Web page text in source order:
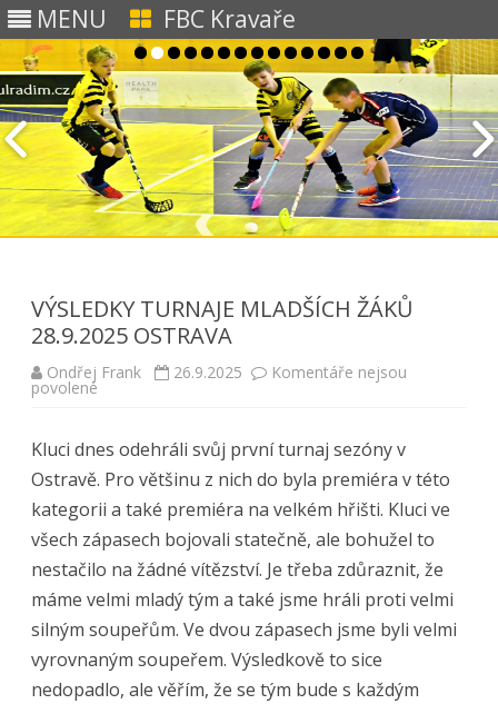
MENU FBC Kravaře
VÝSLEDKY TURNAJE MLADŠÍCH ŽÁKŮ
28.9.2025 OSTRAVA
Ondřej Frank 26.9.2025 Komentáře nejsou
povolené
VÝSLEDKY
MLADŠÍCH
28.9.2025
Kluci dnes odehráli svůj první turnaj sezóny v
Ostravě. Pro většinu z nich do byla premiéra v této
kategorii a také premiéra na velkém hřišti. Kluci ve
všech zápasech bojovali statečně, ale bohužel to
nestačilo na žádné vítězství. Je třeba zdůraznit, že
máme velmi mladý tým a také jsme hráli proti velmi
silným soupeřům. Ve dvou zápasech jsme byli velmi
vyrovnaným soupeřem. Výsledkově to sice
nedopadlo, ale věřím, že se tým bude s každým